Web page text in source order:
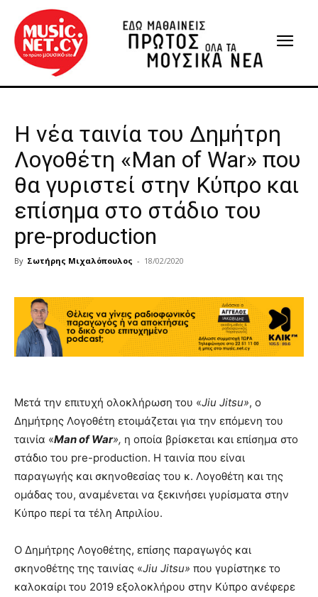
Η νέα ταινία του Δημήτρη
Λογοθέτη «Man of War» που
θα γυριστεί στην Κύπρο και
επίσημα στο στάδιο του
pre-production
By Σωτήρης Μιχαλόπουλος - 18/02/2020
Μετά την επιτυχή ολοκλήρωση του «Jiu Jitsu», ο
Δημήτρης Λογοθέτη ετοιμάζεται για την επόμενη του
ταινία «Man of War», η οποία βρίσκεται και επίσημα στο
στάδιο του pre-production. Η ταινία που είναι
παραγωγής και σκηνοθεσίας του κ. Λογοθέτη και της
ομάδας του, αναμένεται να ξεκινήσει γυρίσματα στην
Κύπρο περί τα τέλη Απριλίου.
Ο Δημήτρης Λογοθέτης, επίσης παραγωγός και
σκηνοθέτης της ταινίας «Jiu Jitsu» που γυρίστηκε το
καλοκαίρι του 2019 εξολοκλήρου στην Κύπρο ανέφερε